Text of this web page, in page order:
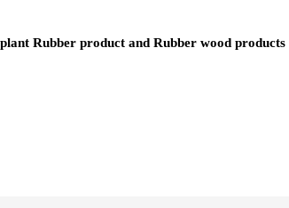
Rubber product and Rubber wood